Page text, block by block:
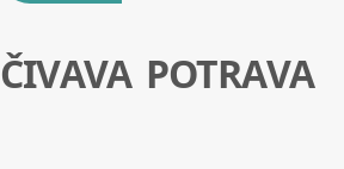
ČIVAVA POTRAVA